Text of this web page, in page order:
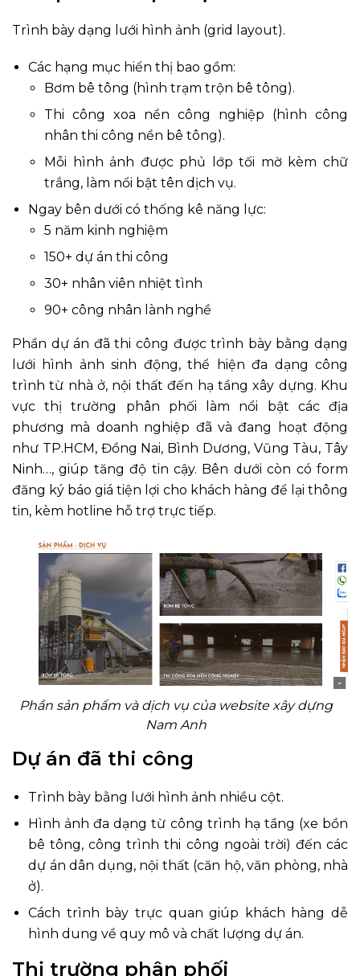
Trình bày dạng lưới hình ảnh (grid layout).
Các hạng mục hiển thị bao gồm:
Bơm bê tông (hình trạm trộn bê tông).
Thi công xoa nền công nghiệp (hình công
nhân thi công nền bê tông).
Mỗi hình ảnh được phủ lớp tối mờ kèm chữ
trắng, làm nổi bật tên dịch vụ.
Ngay bên dưới có thống kê năng lực:
5 năm kinh nghiệm
150+ dự án thi công
30+ nhân viên nhiệt tình
90+ công nhân lành nghề
Phần dự án đã thi công được trình bày bằng dạng
lưới hình ảnh sinh động, thể hiện đa dạng công
trình từ nhà ở, nội thất đến hạ tầng xây dựng. Khu
vực thị trường phân phối làm nổi bật các địa
phương mà doanh nghiệp đã và đang hoạt động
như TP.HCM, Đồng Nai, Bình Dương, Vũng Tàu, Tây
Ninh…, giúp tăng độ tin cậy. Bên dưới còn có form
đăng ký báo giá tiện lợi cho khách hàng để lại thông
tin, kèm hotline hỗ trợ trực tiếp.
Phần sản phẩm và dịch vụ của website xây dựng
Nam Anh
Dự án đã thi công
Trình bày bằng lưới hình ảnh nhiều cột.
Hình ảnh đa dạng từ công trình hạ tầng (xe bồn
bê tông, công trình thi công ngoài trời) đến các
dự án dân dụng, nội thất (căn hộ, văn phòng, nhà
ở).
Cách trình bày trực quan giúp khách hàng dễ
hình dung về quy mô và chất lượng dự án.
Thị trường phân phối